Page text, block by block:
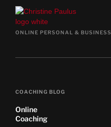
ONLINE PERSONAL &
COACHING BLOG
Online
Coaching